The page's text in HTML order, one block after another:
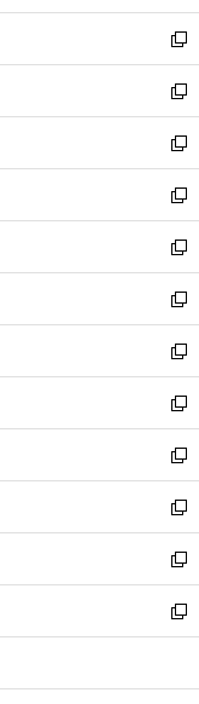
開
く
ウ
で
開
く
ン
ド
ウ
で
開
く
ウ
ィ
ン
ド
ウ
で
開
く
新
し
い
ウ
ィ
ン
ド
ウ
で
開
く
新
し
い
ウ
ィ
ン
ド
ウ
で
開
く
新
し
い
ウ
ィ
ン
ド
ウ
で
開
く
新
し
い
ウ
ィ
ン
ド
ウ
で
開
く
新
し
い
ウ
ィ
ン
ド
ウ
で
開
く
新
し
い
ウ
ィ
ン
ド
ウ
で
開
く
新
し
い
ウ
ィ
ン
ド
ウ
で
開
く
新
し
い
ウ
ィ
ン
ド
ウ
で
開
新
し
い
ウ
ィ
ン
ド
ウ
開
新
し
い
ウ
ィ
ン
ウ
新
し
い
ウ
ン
新
し
ウ